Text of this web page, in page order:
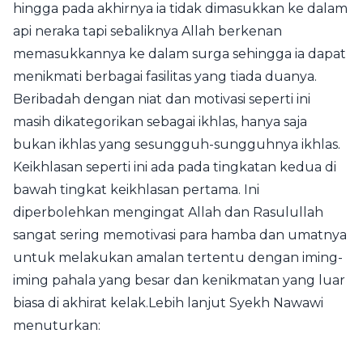
hingga pada akhirnya ia tidak dimasukkan ke dalam
api neraka tapi sebaliknya Allah berkenan
memasukkannya ke dalam surga sehingga ia dapat
menikmati berbagai fasilitas yang tiada duanya.
Beribadah dengan niat dan motivasi seperti ini
masih dikategorikan sebagai ikhlas, hanya saja
bukan ikhlas yang sesungguh-sungguhnya ikhlas.
Keikhlasan seperti ini ada pada tingkatan kedua di
bawah tingkat keikhlasan pertama. Ini
diperbolehkan mengingat Allah dan Rasulullah
sangat sering memotivasi para hamba dan umatnya
untuk melakukan amalan tertentu dengan iming-
iming pahala yang besar dan kenikmatan yang luar
biasa di akhirat kelak.Lebih lanjut Syekh Nawawi
menuturkan: